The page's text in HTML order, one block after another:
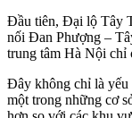
Đầu tiên, Đại lộ Tây
nối Đan Phượng –
trung tâm Hà Nội chỉ
Đây không chỉ là yếu
một trong những cơ